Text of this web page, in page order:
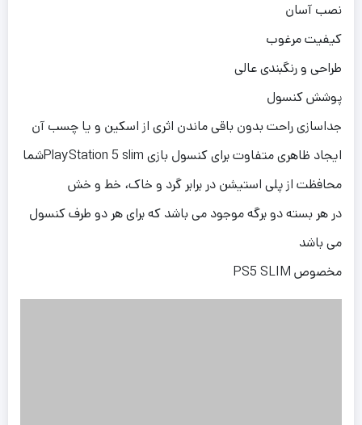
نصب آسان
کیفیت مرغوب
طراحی و رنگبندی عالی
پوشش کنسول
جداسازی راحت بدون باقی ماندن اثری از اسکین و یا چسب آن
ایجاد ظاهری متفاوت برای کنسول بازی PlayStation 5 slimشما
محافظت از پلی استیشن در برابر گرد و خاک، خط و خش
در هر بسته دو برگه موجود می باشد که برای هر دو طرف کنسول
می باشد
مخصوص PS5 SLIM